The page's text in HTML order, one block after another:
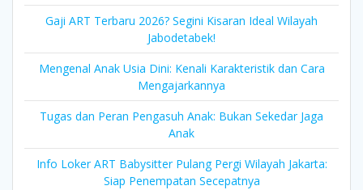
Gaji ART Terbaru 2026? Segini Kisaran Ideal Wilayah
Jabodetabek!
Mengenal Anak Usia Dini: Kenali Karakteristik dan Cara
Mengajarkannya
Tugas dan Peran Pengasuh Anak: Bukan Sekedar Jaga
Anak
Info Loker ART Babysitter Pulang Pergi Wilayah Jakarta:
Siap Penempatan Secepatnya